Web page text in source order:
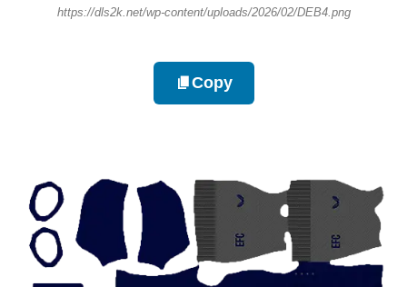
https://dls2k.net/wp-content/uploads/2026/02/DEB4.png
Copy